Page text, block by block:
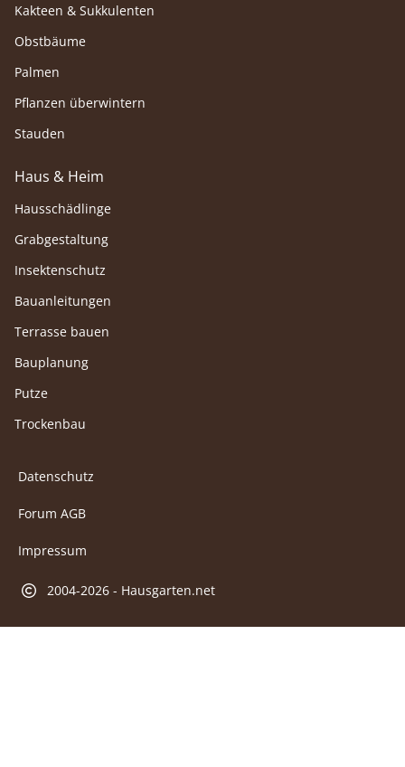
Kakteen & Sukkulenten
Obstbäume
Palmen
Pflanzen überwintern
Stauden
Haus & Heim
Hausschädlinge
Grabgestaltung
Insektenschutz
Bauanleitungen
Terrasse bauen
Bauplanung
Putze
Trockenbau
Datenschutz
Forum AGB
Impressum
2004-2026 - Hausgarten.net